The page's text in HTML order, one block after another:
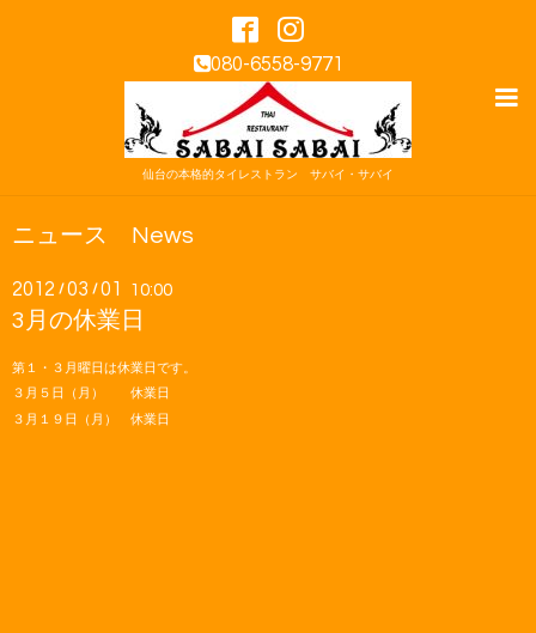
080-6558-9771
仙台の本格的タイレストラン サバイ・サバイ
ニュース News
2012 /03 /01 10:00
3月の休業日
第１・３月曜日は休業日です。
３月５日（月） 休業日
３月１９日（月） 休業日